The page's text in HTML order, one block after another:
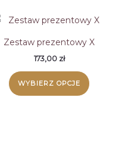
Zestaw prezentowy X
173,00 zł
WYBIERZ OPCJE